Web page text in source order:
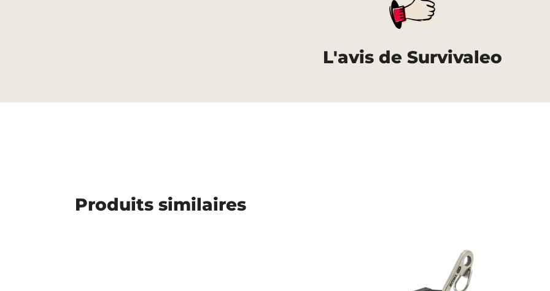
L'avis de Survivaleo
Produits similaires